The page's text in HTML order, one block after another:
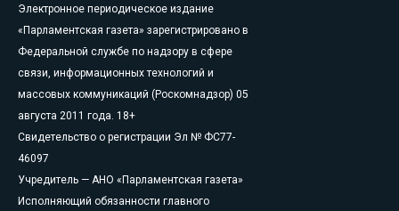
Электронное периодическое издание
«Парламентская газета» зарегистрировано в
Федеральной службе по надзору в сфере
связи, информационных технологий и
массовых коммуникаций (Роскомнадзор) 05
августа 2011 года. 18+
Свидетельство о регистрации Эл № ФС77-
46097
Учредитель — АНО «Парламентская газета»
Исполняющий обязанности главного